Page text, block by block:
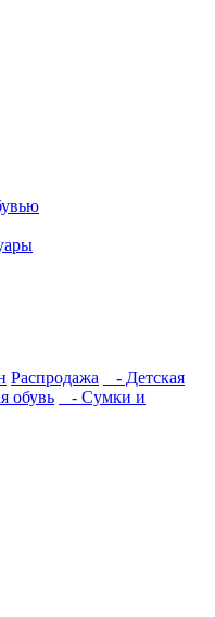
Распродажа
- Детская
обувь
- Сумки и